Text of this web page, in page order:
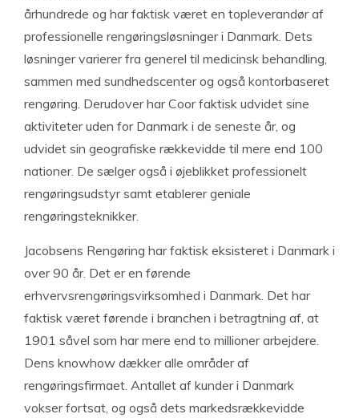
århundrede og har faktisk været en topleverandør af
professionelle rengøringsløsninger i Danmark. Dets
løsninger varierer fra generel til medicinsk behandling,
sammen med sundhedscenter og også kontorbaseret
rengøring. Derudover har Coor faktisk udvidet sine
aktiviteter uden for Danmark i de seneste år, og
udvidet sin geografiske rækkevidde til mere end 100
nationer. De sælger også i øjeblikket professionelt
rengøringsudstyr samt etablerer geniale
rengøringsteknikker.
Jacobsens Rengøring har faktisk eksisteret i Danmark i
over 90 år. Det er en førende
erhvervsrengøringsvirksomhed i Danmark. Det har
faktisk været førende i branchen i betragtning af, at
1901 såvel som har mere end to millioner arbejdere.
Dens knowhow dækker alle områder af
rengøringsfirmaet. Antallet af kunder i Danmark
vokser fortsat, og også dets markedsrækkevidde